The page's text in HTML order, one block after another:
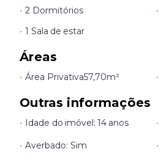
• 2 Dormitórios •
• 1 Sala de estar
Áreas
• Área Privativa57,70m² •
Outras informações
• Idade do imóvel: 14 anos •
• Averbado: Sim •